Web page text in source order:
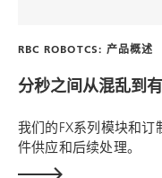
RBC ROBOTCS: 产品概述
分秒之间从混乱到
我们的FX系列模块和
件供应和后续处理。